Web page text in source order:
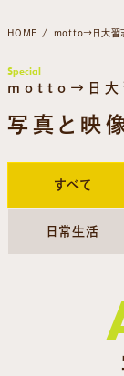
HOME motto→日大習
Special
motto→日大
写真と映
すべて
日常生活